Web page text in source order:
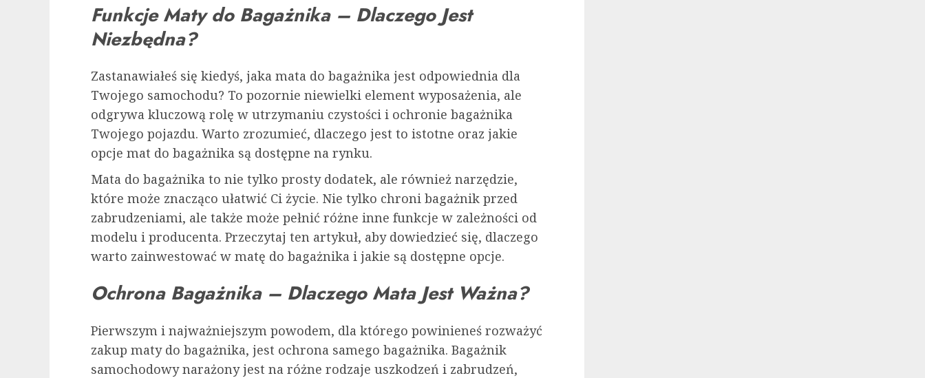
Funkcje Maty do Bagażnika – Dlaczego Jest
Niezbędna?
Zastanawiałeś się kiedyś, jaka mata do bagażnika jest odpowiednia dla
Twojego samochodu? To pozornie niewielki element wyposażenia, ale
odgrywa kluczową rolę w utrzymaniu czystości i ochronie bagażnika
Twojego pojazdu. Warto zrozumieć, dlaczego jest to istotne oraz jakie
opcje mat do bagażnika są dostępne na rynku.
Mata do bagażnika to nie tylko prosty dodatek, ale również narzędzie,
które może znacząco ułatwić Ci życie. Nie tylko chroni bagażnik przed
zabrudzeniami, ale także może pełnić różne inne funkcje w zależności od
modelu i producenta. Przeczytaj ten artykuł, aby dowiedzieć się, dlaczego
warto zainwestować w matę do bagażnika i jakie są dostępne opcje.
Ochrona Bagażnika – Dlaczego Mata Jest Ważna?
Pierwszym i najważniejszym powodem, dla którego powinieneś rozważyć
zakup maty do bagażnika, jest ochrona samego bagażnika. Bagażnik
samochodowy narażony jest na różne rodzaje uszkodzeń i zabrudzeń,